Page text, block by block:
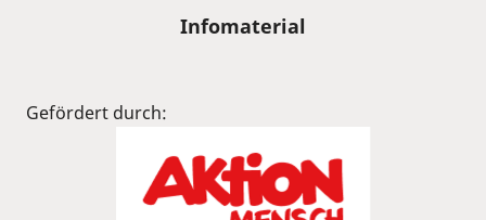
Infomaterial
Gefördert durch: